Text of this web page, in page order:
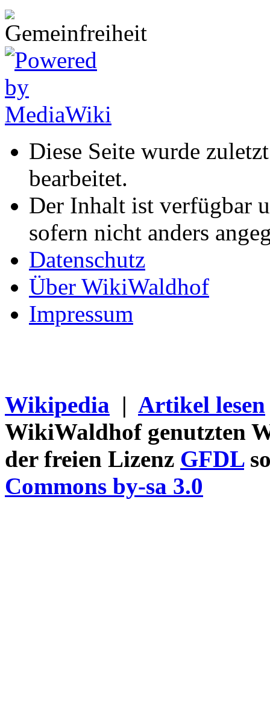
Diese Seite wurde
bearbeitet.
Der Inhalt ist verfügbar
sofern nicht anders
Datenschutz
Über WikiWaldhof
Impressum
Wikipedia | Artikel lesen
WikiWaldhof genutzten
der freien Lizenz GFDL
Commons by-sa 3.0